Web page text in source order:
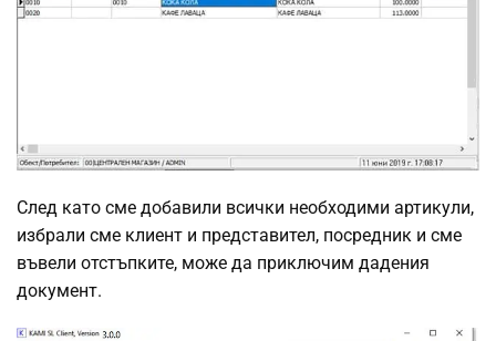
След като сме добавили всички необходими артикули,
избрали сме клиент и представител, посредник и сме
въвели отстъпките, може да приключим дадения
документ.